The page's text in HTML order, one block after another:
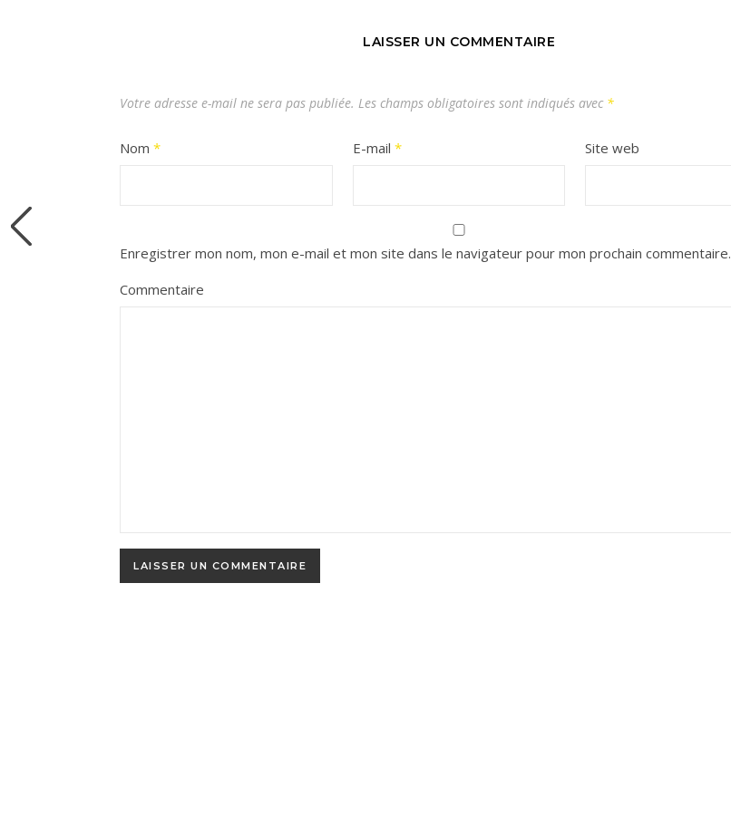
LAISSER UN COMMENTAIRE
Votre adresse e-mail ne sera pas publiée. Les champs obligatoires sont indiqués avec *
Nom * E-mail * Site web
Enregistrer mon nom, mon e-mail et mon site dans le navigateur pour mon prochain commentaire.
Commentaire